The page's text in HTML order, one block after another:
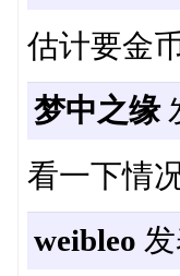
估计要金
梦中之缘
看一下情
weibleo